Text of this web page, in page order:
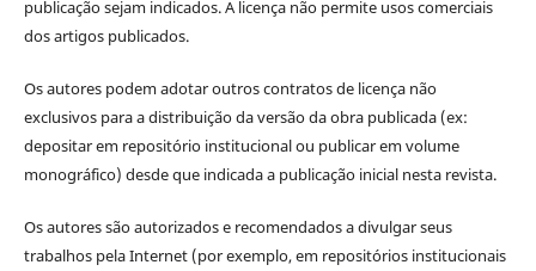
publicação sejam indicados. A licença não permite usos comerciais
dos artigos publicados.
Os autores podem adotar outros contratos de licença não
exclusivos para a distribuição da versão da obra publicada (ex:
depositar em repositório institucional ou publicar em volume
monográfico) desde que indicada a publicação inicial nesta revista.
Os autores são autorizados e recomendados a divulgar seus
trabalhos pela Internet (por exemplo, em repositórios institucionais